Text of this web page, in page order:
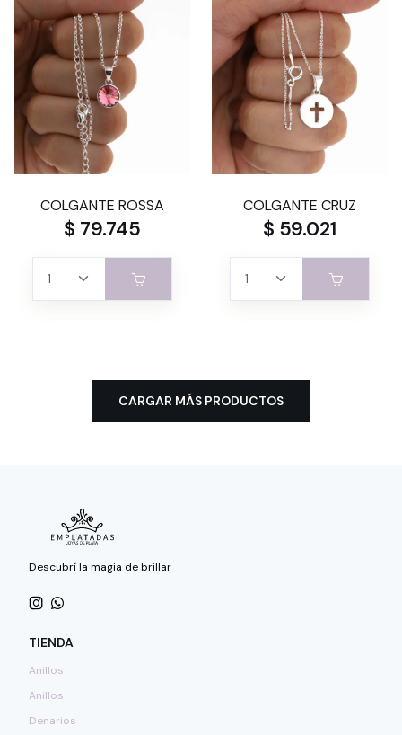
COLGANTE ROSSA
$ 79.745
COLGANTE CRUZ
$ 59.021
CARGAR MÁS PRODUCTOS
Descubrí la magia de brillar
TIENDA
Anillos
Anillos
Denarios